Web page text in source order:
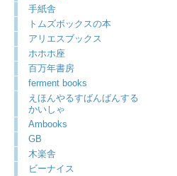
手紙舎
トムズボックスの本
アリエスブックス
ホホホ座
百万年書房
ferment books
えほんやるすばんばんする
かいしゃ
Ambooks
GB
木楽舎
ビーナイス